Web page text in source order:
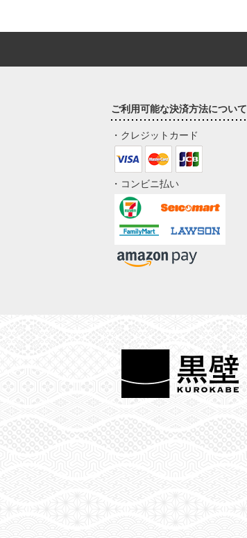
ご利用可能な決済方法について
・クレジットカード
・コンビニ払い